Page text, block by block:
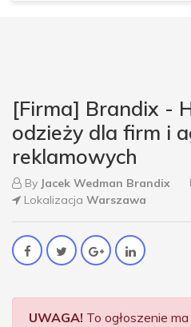
[Firma] Brandix -
odzieży dla firm i
reklamowych
By Jacek Wedman Brandix
Lokalizacja Warszawa
UWAGA! To ogłoszenie